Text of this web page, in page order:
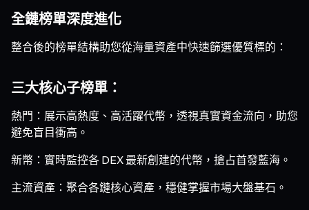
全鏈榜單深度進化
整合後的榜單結構助您從海量資產中快速篩選優質標的：
三大核心子榜單：
熱門：展示高熱度、高活躍代幣，透視真實資金流向，助您
避免盲目衝高。
新幣：實時監控各 DEX 最新創建的代幣，搶占首發藍海。
主流資產：聚合各鏈核心資產，穩健掌握市場大盤基石。